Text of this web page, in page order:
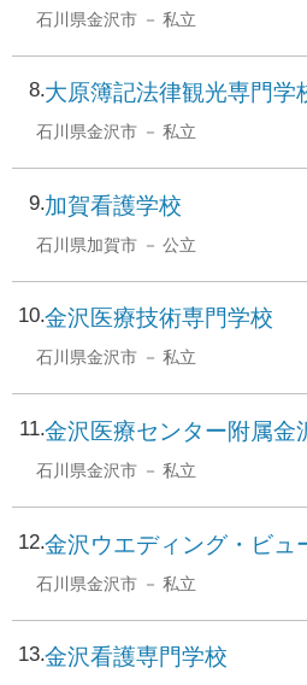
石川県金沢市 私立
8 大原簿記法律観光専門学
石川県金沢市 私立
9 加賀看護学校
石川県加賀市 公立
10 金沢医療技術専門学校
石川県金沢市 私立
11 金沢医療センター附属金
石川県金沢市 私立
12 金沢ウエディング・ビュ
石川県金沢市 私立
13 金沢看護専門学校